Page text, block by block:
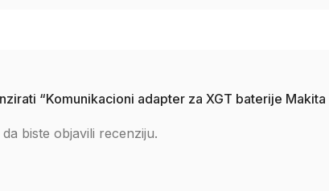
“Komunikacioni adapter za XGT baterije Makita
da biste objavili recenziju.